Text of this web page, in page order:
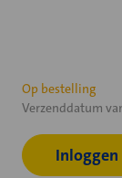
Huidige
voorraad:
Op bestelling
Verzenddatum
Inloggen